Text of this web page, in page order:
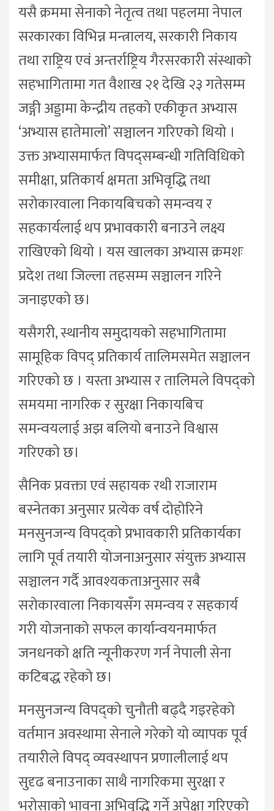
यसै क्रममा सेनाको नेतृत्व तथा पहलमा नेपाल
सरकारका विभिन्न मन्त्रालय, सरकारी निकाय
तथा राष्ट्रिय एवं अन्तर्राष्ट्रिय गैरसरकारी संस्थाको
सहभागितामा गत वैशाख २१ देखि २३ गतेसम्म
जङ्गी अड्डामा केन्द्रीय तहको एकीकृत अभ्यास
‘अभ्यास हातेमालो’ सञ्चालन गरिएको थियो ।
उक्त अभ्यासमार्फत विपद्सम्बन्धी गतिविधिको
समीक्षा, प्रतिकार्य क्षमता अभिवृद्धि तथा
सरोकारवाला निकायबिचको समन्वय र
सहकार्यलाई थप प्रभावकारी बनाउने लक्ष्य
राखिएको थियो । यस खालका अभ्यास क्रमशः
प्रदेश तथा जिल्ला तहसम्म सञ्चालन गरिने
जनाइएको छ।
यसैगरी, स्थानीय समुदायको सहभागितामा
सामूहिक विपद् प्रतिकार्य तालिमसमेत सञ्चालन
गरिएको छ । यस्ता अभ्यास र तालिमले विपद्को
समयमा नागरिक र सुरक्षा निकायबिच
समन्वयलाई अझ बलियो बनाउने विश्वास
गरिएको छ।
सैनिक प्रवक्ता एवं सहायक रथी राजाराम
बस्नेतका अनुसार प्रत्येक वर्ष दोहोरिने
मनसुनजन्य विपद्को प्रभावकारी प्रतिकार्यका
लागि पूर्व तयारी योजनाअनुसार संयुक्त अभ्यास
सञ्चालन गर्दै आवश्यकताअनुसार सबै
सरोकारवाला निकायसँग समन्वय र सहकार्य
गरी योजनाको सफल कार्यान्वयनमार्फत
जनधनको क्षति न्यूनीकरण गर्न नेपाली सेना
कटिबद्ध रहेको छ।
मनसुनजन्य विपद्को चुनौती बढ्दै गइरहेको
वर्तमान अवस्थामा सेनाले गरेको यो व्यापक पूर्व
तयारीले विपद् व्यवस्थापन प्रणालीलाई थप
सुदृढ बनाउनाका साथै नागरिकमा सुरक्षा र